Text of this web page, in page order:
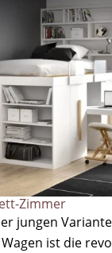
Zimmer
jungen
ist die